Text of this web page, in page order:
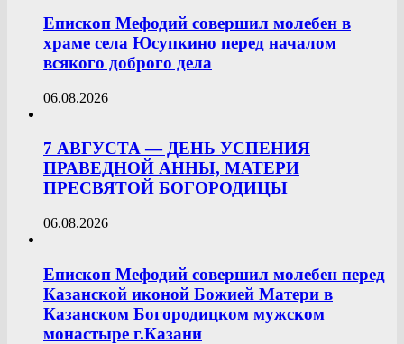
Епископ Мефодий совершил молебен в
храме села Юсупкино перед началом
всякого доброго дела
06.08.2026
7 АВГУСТА — ДЕНЬ УСПЕНИЯ
ПРАВЕДНОЙ АННЫ, МАТЕРИ
ПРЕСВЯТОЙ БОГОРОДИЦЫ
06.08.2026
Епископ Мефодий совершил молебен перед
Казанской иконой Божией Матери в
Казанском Богородицком мужском
монастыре г.Казани